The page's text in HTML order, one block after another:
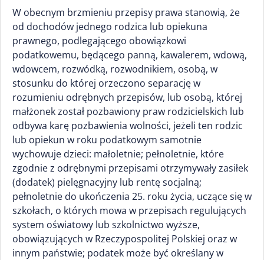
W obecnym brzmieniu przepisy prawa stanowią, że
od dochodów jednego rodzica lub opiekuna
prawnego, podlegającego obowiązkowi
podatkowemu, będącego panną, kawalerem, wdową,
wdowcem, rozwódką, rozwodnikiem, osobą, w
stosunku do której orzeczono separację w
rozumieniu odrębnych przepisów, lub osobą, której
małżonek został pozbawiony praw rodzicielskich lub
odbywa karę pozbawienia wolności, jeżeli ten rodzic
lub opiekun w roku podatkowym samotnie
wychowuje dzieci: małoletnie; pełnoletnie, które
zgodnie z odrębnymi przepisami otrzymywały zasiłek
(dodatek) pielęgnacyjny lub rentę socjalną;
pełnoletnie do ukończenia 25. roku życia, uczące się w
szkołach, o których mowa w przepisach regulujących
system oświatowy lub szkolnictwo wyższe,
obowiązujących w Rzeczypospolitej Polskiej oraz w
innym państwie; podatek może być określany w